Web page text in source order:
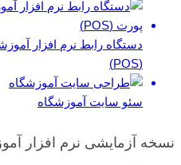
دستگاه رابط نرم افزار
(POS)
سئو سایت آموزشگاه
نسخه آزمایشی نرم افزار